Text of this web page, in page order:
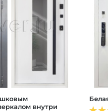
внутри